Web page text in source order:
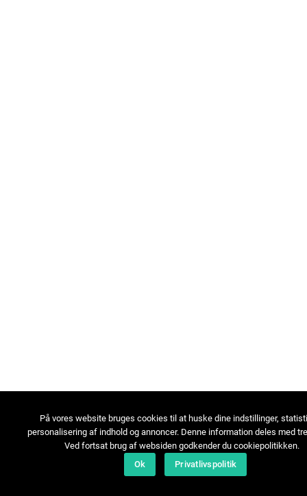
På vores website bruges cookies til at huske dine indstillinger,
personalisering af indhold og annoncer. Denne information deles med
Ved fortsat brug af websiden godkender du cookiepolitikken.
Ok
Privatlivspolitik